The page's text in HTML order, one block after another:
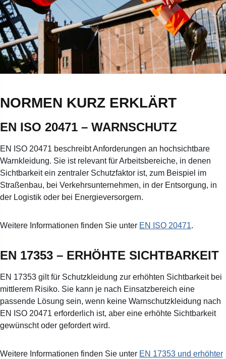
NORMEN KURZ ERKLÄRT
EN ISO 20471 – WARNSCHUTZ
EN ISO 20471 beschreibt Anforderungen an hochsichtbare
Warnkleidung. Sie ist relevant für Arbeitsbereiche, in denen
Sichtbarkeit ein zentraler Schutzfaktor ist, zum Beispiel im
Straßenbau, bei Verkehrsunternehmen, in der Entsorgung, in
der Logistik oder bei Energieversorgern.
Weitere Informationen finden Sie unter EN ISO 20471.
EN 17353 – ERHÖHTE SICHTBARKEIT
EN 17353 gilt für Schutzkleidung zur erhöhten Sichtbarkeit bei
mittlerem Risiko. Sie kann je nach Einsatzbereich eine
passende Lösung sein, wenn keine Warnschutzkleidung nach
EN ISO 20471 erforderlich ist, aber eine erhöhte Sichtbarkeit
gewünscht oder gefordert wird.
Weitere Informationen finden Sie unter EN 17353 und erhöhter